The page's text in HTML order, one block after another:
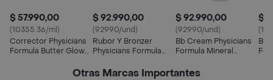
$ 57.990,00
(10355.36/ml)
Corrector Physicians
Formula Butter Glow
$ 92.990,00
(92990/und)
Rubor Y Bronzer
Physicians Formula
Blush – Healthy Glow
$ 92.990,00
(92990/und)
Bb Cream Physicians
Formula Mineral
Perfector Medium To
$
Otras Marcas Importantes